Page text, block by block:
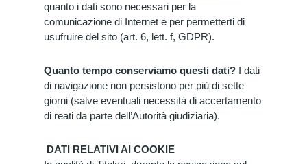
quanto i dati sono necessari per la
comunicazione di Internet e per permetterti di
usufruire del sito (art. 6, lett. f, GDPR).
Quanto tempo conserviamo questi dati? I dati
di navigazione non persistono per più di sette
giorni (salve eventuali necessità di accertamento
di reati da parte dell’Autorità giudiziaria).
DATI RELATIVI AI COOKIE